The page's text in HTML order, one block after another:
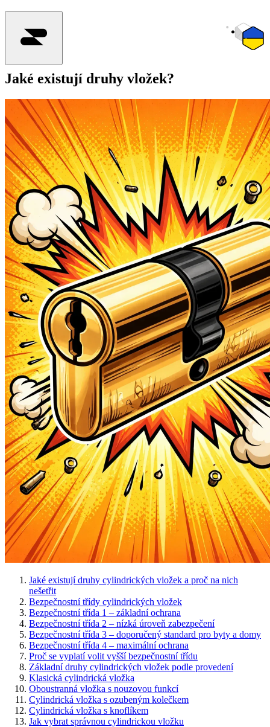
Jaké existují druhy vložek?
Jaké existují druhy cylindrických vložek a proč na nich
nešetřit
Bezpečnostní třídy cylindrických vložek
Bezpečnostní třída 1 – základní ochrana
Bezpečnostní třída 2 – nízká úroveň zabezpečení
Bezpečnostní třída 3 – doporučený standard pro byty a domy
Bezpečnostní třída 4 – maximální ochrana
Proč se vyplatí volit vyšší bezpečnostní třídu
Základní druhy cylindrických vložek podle provedení
Klasická cylindrická vložka
Oboustranná vložka s nouzovou funkcí
Cylindrická vložka s ozubeným kolečkem
Cylindrická vložka s knoflíkem
Jak vybrat správnou cylindrickou vložku